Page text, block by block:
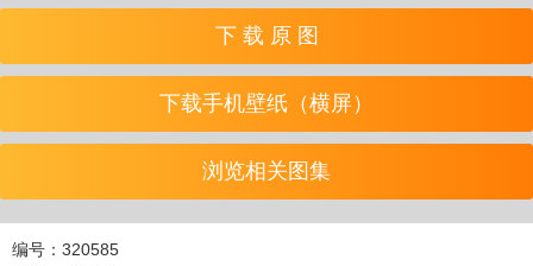
下 载 原 图
下载手机壁纸（横屏）
浏览相关图集
编号：320585